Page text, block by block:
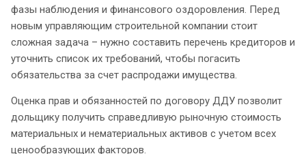
фазы наблюдения и финансового оздоровления. Перед
новым управляющим строительной компании стоит
сложная задача – нужно составить перечень кредиторов и
уточнить список их требований, чтобы погасить
обязательства за счет распродажи имущества.
Оценка прав и обязанностей по договору ДДУ позволит
дольщику получить справедливую рыночную стоимость
материальных и нематериальных активов с учетом всех
ценообразующих факторов.